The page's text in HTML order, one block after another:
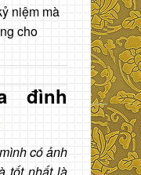
niệm mà
cho
đình
có ảnh